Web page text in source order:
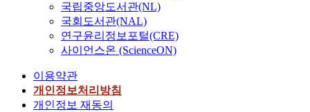
국립중앙도서관(NL)
국회도서관(NAL)
연구윤리정보포털(CRE)
사이언스온 (ScienceON)
이용약관
개인정보처리방침
개인정보 재동의